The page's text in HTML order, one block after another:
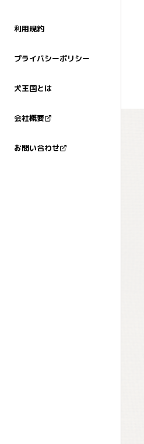
利用規約
プライバシーポリシー
犬王国とは
会社概要
お問い合わせ